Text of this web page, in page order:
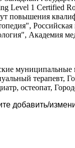
Level 1 Certified
повышения
Академия
терапевт,
остеопат,
добавить/